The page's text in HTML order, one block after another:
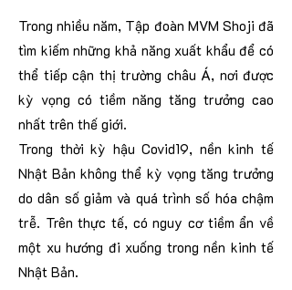
Trong nhiều năm, Tập đoàn MVM Shoji đã
tìm kiếm những khả năng xuất khẩu để có
thể tiếp cận thị trường châu Á, nơi được
kỳ vọng có tiềm năng tăng trưởng cao
nhất trên thế giới.
Trong thời kỳ hậu Covid19, nền kinh tế
Nhật Bản không thể kỳ vọng tăng trưởng
do dân số giảm và quá trình số hóa chậm
trễ. Trên thực tế, có nguy cơ tiềm ẩn về
một xu hướng đi xuống trong nền kinh tế
Nhật Bản.